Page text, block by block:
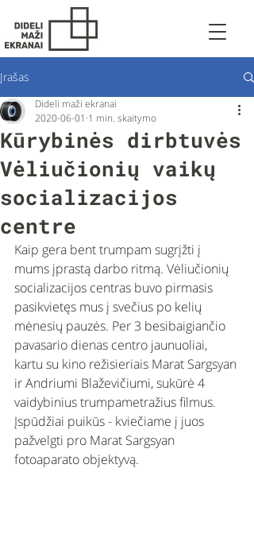
Įrašas
Kūrybinės dirbtuvės
Vėliučionių vaikų
socializacijos
centre
Dideli maži ekranai
2020-06-01 1 min. skaitymo
Kaip gera bent trumpam sugrįžti į
mums įprastą darbo ritmą. Vėliučionių
socializacijos centras buvo pirmasis
pasikvietęs mus į svečius po kelių
mėnesių pauzės. Per 3 besibaigiančio
pavasario dienas centro jaunuoliai,
kartu su kino režisieriais Marat Sargsyan
ir Andriumi Blaževičiumi, sukūrė 4
vaidybinius trumpametražius filmus.
Įspūdžiai puikūs - kviečiame į juos
pažvelgti pro Marat Sargsyan
fotoaparato objektyvą.